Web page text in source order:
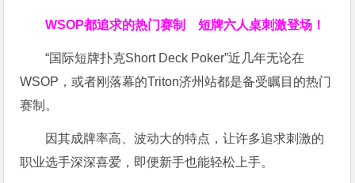
WSOP都追求的热门赛制短牌六人桌刺激登场！
“国际短牌扑克Short Deck Poker”近几年无论在
WSOP，或者刚落幕的Triton济州站都是备受瞩目的热门
赛制。
因其成牌率高、波动大的特点，让许多追求刺激的
职业选手深深喜爱，即便新手也能轻松上手。